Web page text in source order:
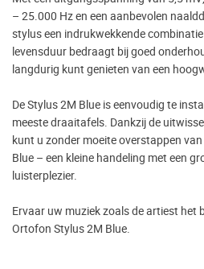
– 25.000 Hz en een aanbevolen
stylus een indrukwekkende
levensduur bedraagt bij goed
langdurig kunt genieten van een
De Stylus 2M Blue is eenvoudig te
meeste draaitafels. Dankzij de
kunt u zonder moeite overstappen
Blue – een kleine handeling met een
luisterplezier.
Ervaar uw muziek zoals de artiest het
Ortofon Stylus 2M Blue.